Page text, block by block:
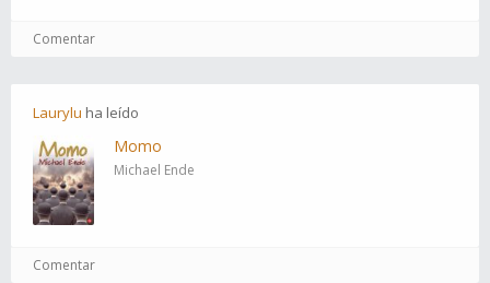
Comentar
Laurylu ha leído
Momo
Michael Ende
Comentar